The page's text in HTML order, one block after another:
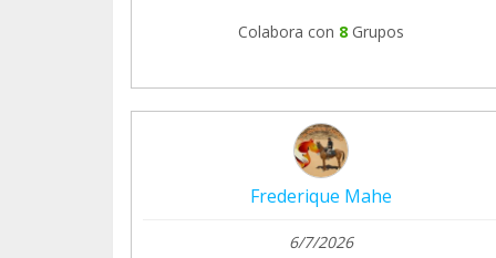
Colabora con 8 Grupos
Frederique Mahe
6/7/2026